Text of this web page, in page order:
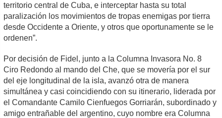
territorio central de Cuba, e interceptar hasta su total
paralización los movimientos de tropas enemigas por tierra
desde Occidente a Oriente, y otros que oportunamente se le
ordenen”.
Por decisión de Fidel, junto a la Columna Invasora No. 8
Ciro Redondo al mando del Che, que se movería por el sur
del eje longitudinal de la isla, avanzó otra de manera
simultánea y casi coincidiendo con su itinerario, liderada por
el Comandante Camilo Cienfuegos Gorriarán, subordinado y
amigo entrañable del argentino, cuyo nombre era Columna